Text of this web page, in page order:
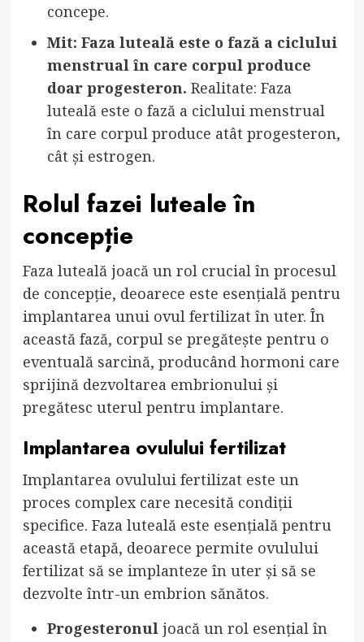
concepe.
Mit: Faza luteală este o fază a ciclului
menstrual în care corpul produce
doar progesteron. Realitate: Faza
luteală este o fază a ciclului menstrual
în care corpul produce atât progesteron,
cât și estrogen.
Rolul fazei luteale în
concepție
Faza luteală joacă un rol crucial în procesul
de concepție, deoarece este esențială pentru
implantarea unui ovul fertilizat în uter. În
această fază, corpul se pregătește pentru o
eventuală sarcină, producând hormoni care
sprijină dezvoltarea embrionului și
pregătesc uterul pentru implantare.
Implantarea ovulului fertilizat
Implantarea ovulului fertilizat este un
proces complex care necesită condiții
specifice. Faza luteală este esențială pentru
această etapă, deoarece permite ovulului
fertilizat să se implanteze în uter și să se
dezvolte într-un embrion sănătos.
Progesteronuljoacă un rol esențial în